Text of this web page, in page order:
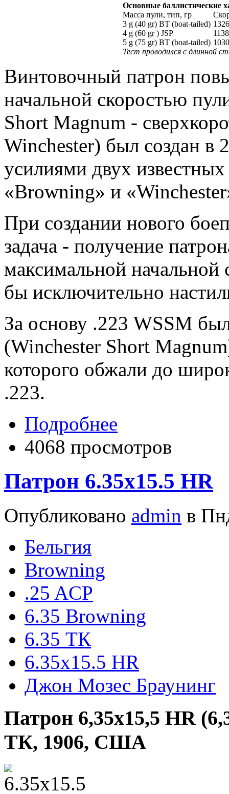
Основные баллистические
Масса пули, тип, гр
3 g (40 gr) BT (boat-tailed) 1326
4 g (60 gr ) JSP
1138
5 g (75 gr) BT (boat-tailed) 1030
Тест проводился с длинной
Винтовочный патрон
начальной скоростью
Short Magnum -
Winchester) был создан в
усилиями двух
«Browning» и
При создании нового
задача - получение
максимальной начальной
бы исключительно
За основу .223 WSSM
(Winchester Short
которого обжали до
.223.
Подробнее
4068 просмотров
Патрон 6.35x15.5 HR
Опубликовано admin в
Бельгия
Browning
.25 ACP
6.35 Browning
6.35 ТК
6.35х15.5 HR
Джон Мозес Браунинг
Патрон 6,35х15,5 HR
ТК, 1906, США